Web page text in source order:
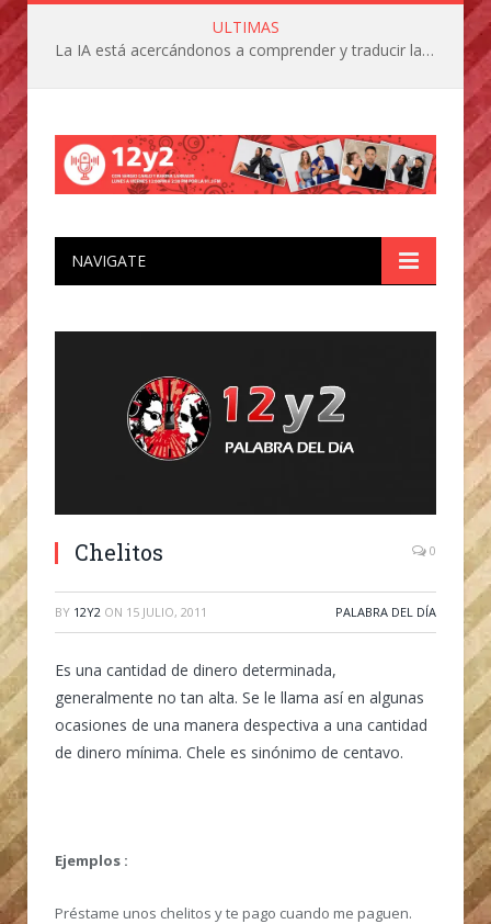
ULTIMAS
La IA está acercándonos a comprender y traducir las vocalizaciones y comportamientos de nuestras mascotas
NAVIGATE
Chelitos 0
BY 12Y2 ON 15 JULIO, 2011 PALABRA DEL DÍA
Es una cantidad de dinero determinada,
generalmente no tan alta. Se le llama así en algunas
ocasiones de una manera despectiva a una cantidad
de dinero mínima. Chele es sinónimo de centavo.
Ejemplos :
Préstame unos chelitos y te pago cuando me paguen.